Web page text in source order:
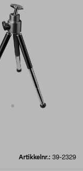
Artikkelnr.: 39-2329